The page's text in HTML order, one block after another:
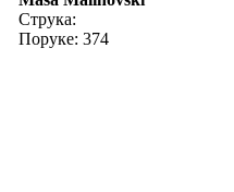
Струка:
Поруке: 374